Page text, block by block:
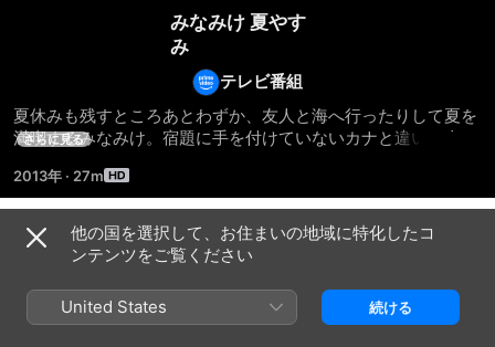
みなみけ 夏やす
み
テレビ番組
夏休みも残すところあとわずか、友人と海へ行ったりして夏を
満喫するみなみけ。宿題に手を付けていないカナと違い、全部
できず練習する日々。そんなある日、カナの飼っていたカブト
ムシが逃げ…？
さらに見る
2013年 · 27m
シーズン 1
他の国を選択して、お住まいの地域に特化したコ
ンテンツをご覧ください
United States 続ける